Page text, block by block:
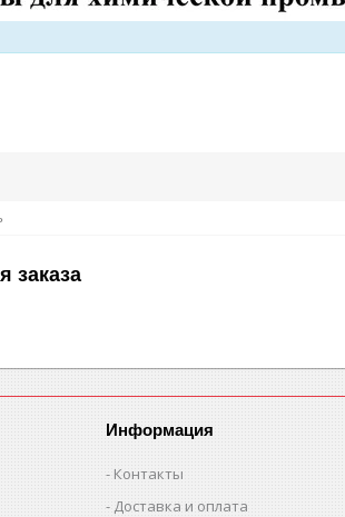
заказа
Информация
Контакты
Доставка и оплата